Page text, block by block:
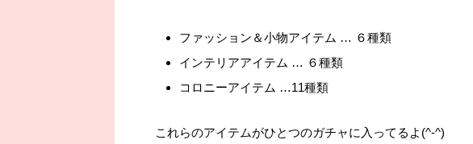
ファッション＆小物アイテム … ６種類
インテリアアイテム … ６種類
コロニーアイテム …11種類
これらのアイテムがひとつのガチャに入ってるよ(^-^)